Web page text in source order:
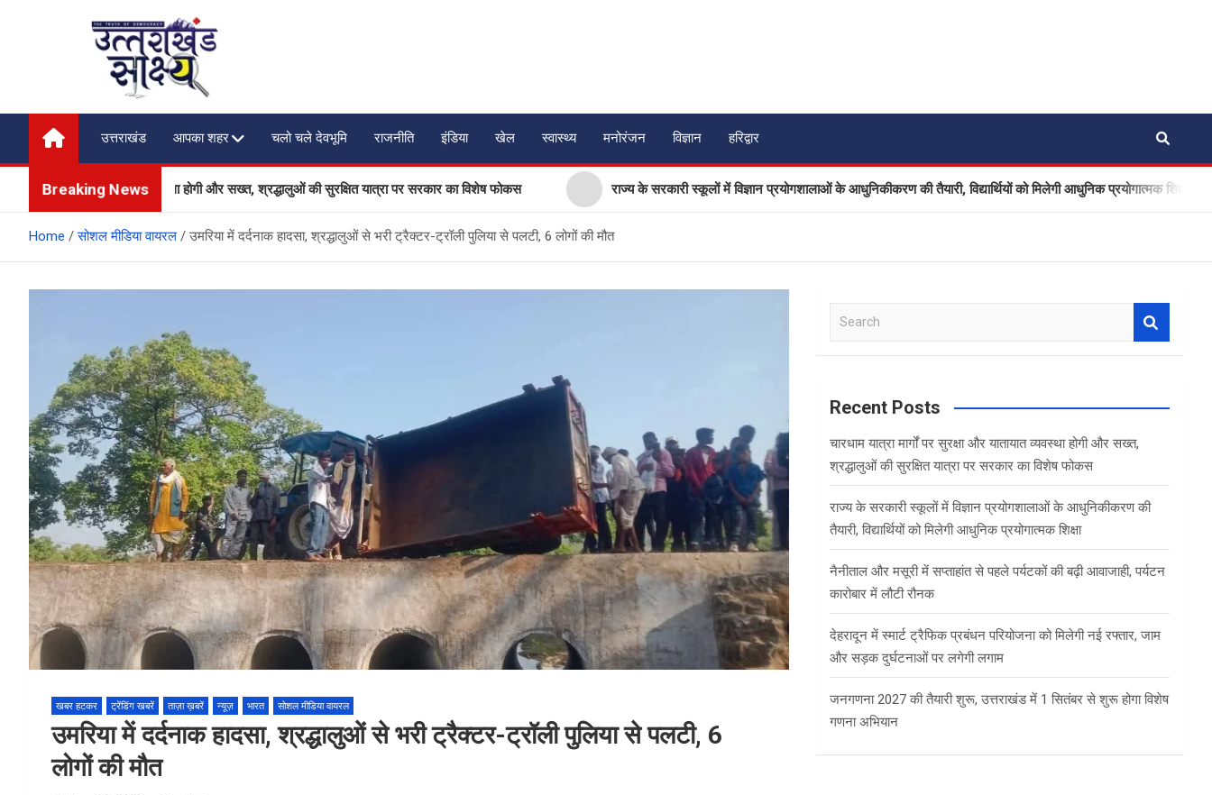
Uttarakhand Shakshya
My News Portal
उत्तराखंड
आपका शहर चलो चले देवभूमि राजनीति इंडिया खेल स्वास्थ्य मनोरंजन विज्ञान हरिद्वार
Breaking News
और यातायात व्यवस्था होगी और सख्त, श्रद्धालुओं की सुरक्षित यात्रा पर सरकार का विशेष फोकस राज्य के सरकारी स्कूलों में विज्ञान प्रयोगशालाओं के आधुनिकीकरण की तैयारी, विद्यार्थियों को मिलेगी आधुनिक प्रयोगात्मक शिक्षा
Home सोशल मीडिया वायरल उमरिया में दर्दनाक हादसा, श्रद्धालुओं से भरी ट्रैक्टर-ट्रॉली पुलिया से पलटी, 6 लोगों की मौत
खबर हटकर ट्रेंडिंग खबरें ताज़ा ख़बरें न्यूज़ भारत सोशल मीडिया वायरल
उमरिया में दर्दनाक हादसा, श्रद्धालुओं से भरी ट्रैक्टर-ट्रॉली पुलिया से पलटी, 6
लोगों की मौत
a
c
Recent Posts
चारधाम यात्रा मार्गों पर सुरक्षा और यातायात व्यवस्था होगी और सख्त,
श्रद्धालुओं की सुरक्षित यात्रा पर सरकार का विशेष फोकस
राज्य के सरकारी स्कूलों में विज्ञान प्रयोगशालाओं के आधुनिकीकरण की
तैयारी, विद्यार्थियों को मिलेगी आधुनिक प्रयोगात्मक शिक्षा
नैनीताल और मसूरी में सप्ताहांत से पहले पर्यटकों की बढ़ी आवाजाही, पर्यटन
कारोबार में लौटी रौनक
देहरादून में स्मार्ट ट्रैफिक प्रबंधन परियोजना को मिलेगी नई रफ्तार, जाम
और सड़क दुर्घटनाओं पर लगेगी लगाम
जनगणना 2027 की तैयारी शुरू, उत्तराखंड में 1 सितंबर से शुरू होगा विशेष
गणना अभियान